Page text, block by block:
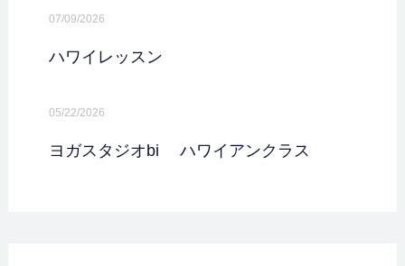
07/09/2026
ハワイレッスン
05/22/2026
ヨガスタジオbi ハワイアンクラス